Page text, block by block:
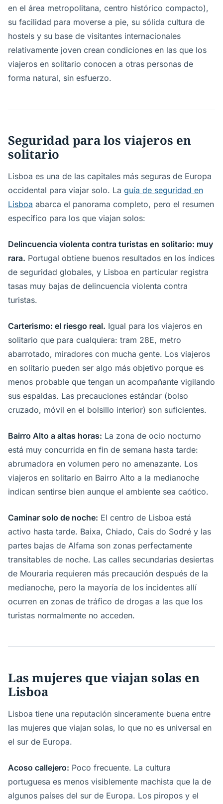
en el área metropolitana, centro histórico compacto),
su facilidad para moverse a pie, su sólida cultura de
hostels y su base de visitantes internacionales
relativamente joven crean condiciones en las que los
viajeros en solitario conocen a otras personas de
forma natural, sin esfuerzo.
Seguridad para los viajeros en
solitario
Lisboa es una de las capitales más seguras de Europa
occidental para viajar solo. La guía de seguridad en
Lisboa abarca el panorama completo, pero el resumen
específico para los que viajan solos:
Delincuencia violenta contra turistas en solitario: muy
rara. Portugal obtiene buenos resultados en los índices
de seguridad globales, y Lisboa en particular registra
tasas muy bajas de delincuencia violenta contra
turistas.
Carterismo: el riesgo real. Igual para los viajeros en
solitario que para cualquiera: tram 28E, metro
abarrotado, miradores con mucha gente. Los viajeros
en solitario pueden ser algo más objetivo porque es
menos probable que tengan un acompañante vigilando
sus espaldas. Las precauciones estándar (bolso
cruzado, móvil en el bolsillo interior) son suficientes.
Bairro Alto a altas horas: La zona de ocio nocturno
está muy concurrida en fin de semana hasta tarde:
abrumadora en volumen pero no amenazante. Los
viajeros en solitario en Bairro Alto a la medianoche
indican sentirse bien aunque el ambiente sea caótico.
Caminar solo de noche: El centro de Lisboa está
activo hasta tarde. Baixa, Chiado, Cais do Sodré y las
partes bajas de Alfama son zonas perfectamente
transitables de noche. Las calles secundarias desiertas
de Mouraria requieren más precaución después de la
medianoche, pero la mayoría de los incidentes allí
ocurren en zonas de tráfico de drogas a las que los
turistas normalmente no acceden.
Las mujeres que viajan solas en
Lisboa
Lisboa tiene una reputación sinceramente buena entre
las mujeres que viajan solas, lo que no es universal en
el sur de Europa.
Acoso callejero: Poco frecuente. La cultura
portuguesa es menos visiblemente machista que la de
algunos países del sur de Europa. Los piropos y el